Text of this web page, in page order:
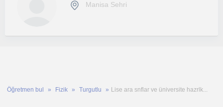
Manisa Sehri
Öğretmen bul Fizik Turgutlu Lise ara snflar ve üniversite hazrlk...